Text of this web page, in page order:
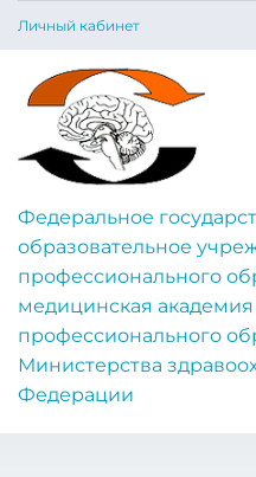
Личный кабинет
Федеральное
образовательное
профессионального
медицинская
профессионального
Министерства
Федерации